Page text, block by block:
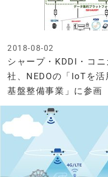
シャープ・KDDI・コ
社、NEDOの「IoTを
基盤整備事業」に参画
2018-08-02